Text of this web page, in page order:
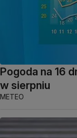
Pogoda na 16
w sierpniu
METEO